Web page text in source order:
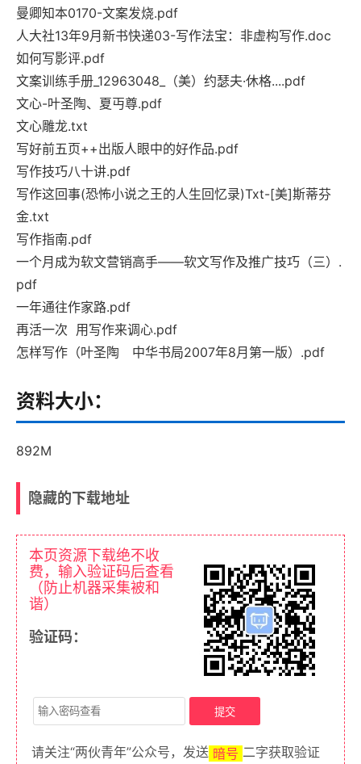
曼卿知本0170-文案发烧.pdf
人大社13年9月新书快递03-写作法宝：非虚构写作.doc
如何写影评.pdf
文案训练手册_12963048_（美）约瑟夫·休格....pdf
文心-叶圣陶、夏丏尊.pdf
文心雕龙.txt
写好前五页++出版人眼中的好作品.pdf
写作技巧八十讲.pdf
写作这回事(恐怖小说之王的人生回忆录)Txt-[美]斯蒂芬
金.txt
写作指南.pdf
一个月成为软文营销高手——软文写作及推广技巧（三）.
pdf
一年通往作家路.pdf
再活一次 用写作来调心.pdf
怎样写作（叶圣陶 中华书局2007年8月第一版）.pdf
资料大小：
892M
隐藏的下载地址
本页资源下载绝不收
费，输入验证码后查看
（防止机器采集被和
谐）
验证码：
请关注“两伙青年”公众号，发送 暗号 二字获取验证